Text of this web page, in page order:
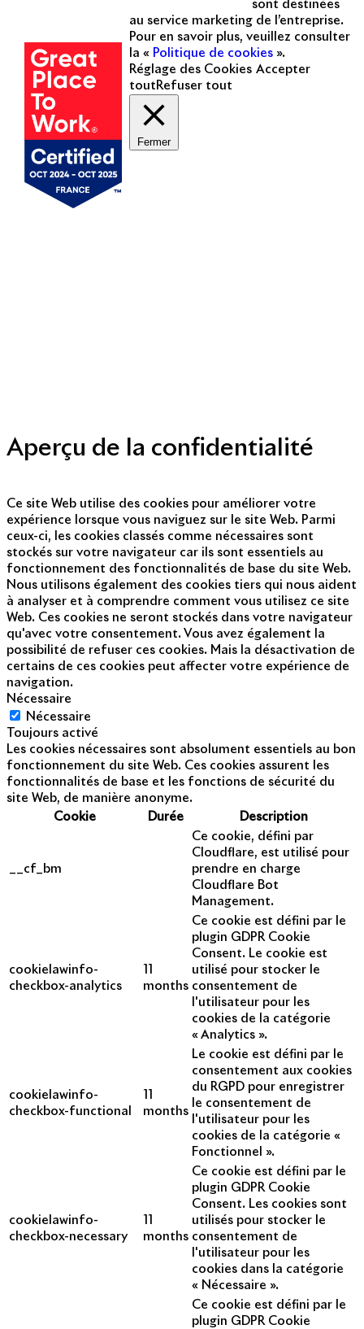
sont destinées
au service marketing de l’entreprise.
Pour en savoir plus, veuillez consulter
la « Politique de cookies ».
Réglage des Cookies Accepter
tout Refuser tout
Fermer
Aperçu de la confidentialité
Ce site Web utilise des cookies pour améliorer votre
expérience lorsque vous naviguez sur le site Web. Parmi
ceux-ci, les cookies classés comme nécessaires sont
stockés sur votre navigateur car ils sont essentiels au
fonctionnement des fonctionnalités de base du site Web.
Nous utilisons également des cookies tiers qui nous aident
à analyser et à comprendre comment vous utilisez ce site
Web. Ces cookies ne seront stockés dans votre navigateur
qu'avec votre consentement. Vous avez également la
possibilité de refuser ces cookies. Mais la désactivation de
certains de ces cookies peut affecter votre expérience de
navigation.
Nécessaire
Nécessaire
Toujours activé
Les cookies nécessaires sont absolument essentiels au bon
fonctionnement du site Web. Ces cookies assurent les
fonctionnalités de base et les fonctions de sécurité du
site Web, de manière anonyme.
Cookie
Durée Description
__cf_bm
Ce cookie, défini par
Cloudflare, est utilisé pour
prendre en charge
Cloudflare Bot
Management.
cookielawinfo-
checkbox-analytics
months
Ce cookie est défini par le
plugin GDPR Cookie
Consent. Le cookie est
utilisé pour stocker le
consentement de
l'utilisateur pour les
cookies de la catégorie
« Analytics ».
cookielawinfo-
checkbox-functional
months
Le cookie est défini par le
consentement aux cookies
du RGPD pour enregistrer
le consentement de
l'utilisateur pour les
cookies de la catégorie «
Fonctionnel ».
cookielawinfo-
checkbox-necessary
months
Ce cookie est défini par le
plugin GDPR Cookie
Consent. Les cookies sont
utilisés pour stocker le
consentement de
l'utilisateur pour les
cookies dans la catégorie
« Nécessaire ».
Ce cookie est défini par le
plugin GDPR Cookie